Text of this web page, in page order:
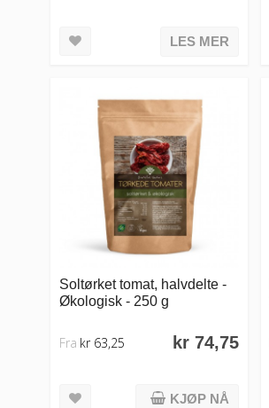
LES MER
Soltørket tomat, halvdelte -
Økologisk - 250 g
kr 74,75
Fra kr 63,25
KJØP NÅ